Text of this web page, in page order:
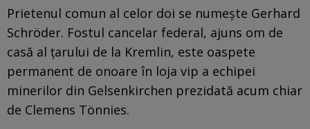
Prietenul comun al celor doi se numește Gerhard
Schröder. Fostul cancelar federal, ajuns om de
casă al țarului de la Kremlin, este oaspete
permanent de onoare în loja vip a echipei
minerilor din Gelsenkirchen prezidată acum chiar
de Clemens Tönnies.